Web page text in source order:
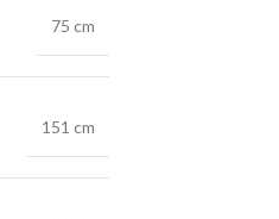
75 cm
151 cm